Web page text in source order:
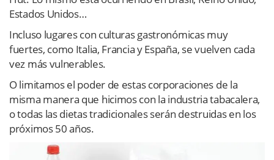
Estados Unidos…
Incluso lugares con culturas gastronómicas muy
fuertes, como Italia, Francia y España, se vuelven cada
vez más vulnerables.
O limitamos el poder de estas corporaciones de la
misma manera que hicimos con la industria tabacalera,
o todas las dietas tradicionales serán destruidas en los
próximos 50 años.